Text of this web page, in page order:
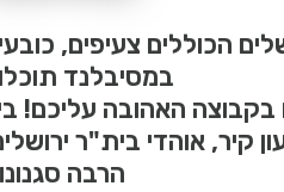
הכוללים צעיפים,
במסיבלנד
האהובה עליכם!
קיר, אוהדי בית"ר
הרבה